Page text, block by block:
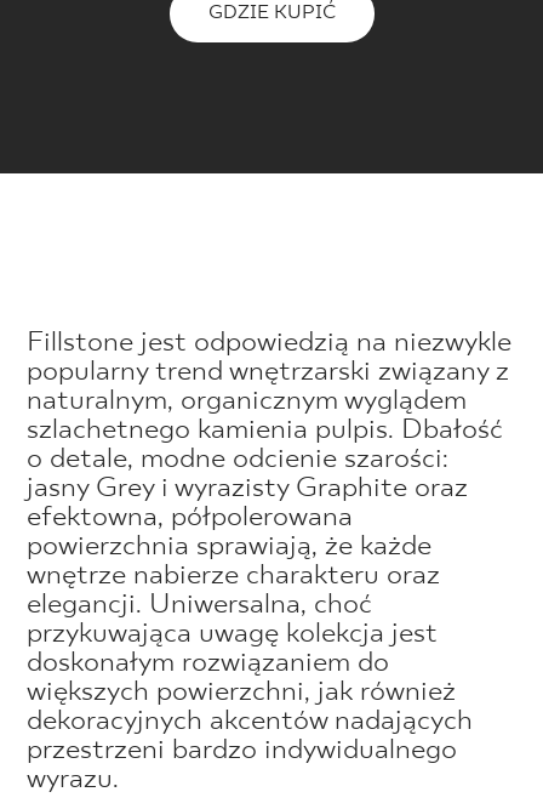
GDZIE KUPIĆ
Fillstone jest odpowiedzią na niezwykle
popularny trend wnętrzarski związany z
naturalnym, organicznym wyglądem
szlachetnego kamienia pulpis. Dbałość
o detale, modne odcienie szarości:
jasny Grey i wyrazisty Graphite oraz
efektowna, półpolerowana
powierzchnia sprawiają, że każde
wnętrze nabierze charakteru oraz
elegancji. Uniwersalna, choć
przykuwająca uwagę kolekcja jest
doskonałym rozwiązaniem do
większych powierzchni, jak również
dekoracyjnych akcentów nadających
przestrzeni bardzo indywidualnego
wyrazu.